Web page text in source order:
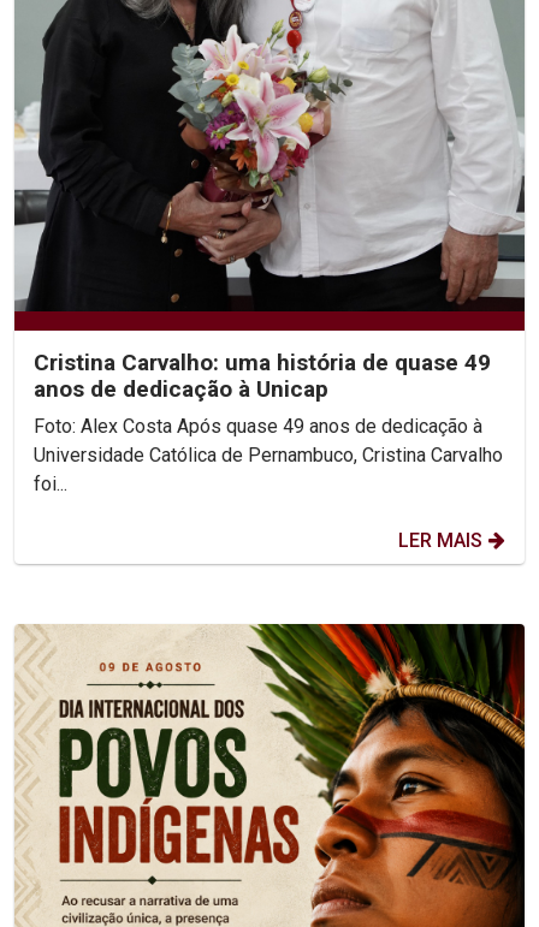
Cristina Carvalho: uma história de quase 49
anos de dedicação à Unicap
Foto: Alex Costa Após quase 49 anos de dedicação à
Universidade Católica de Pernambuco, Cristina Carvalho
foi...
LER MAIS